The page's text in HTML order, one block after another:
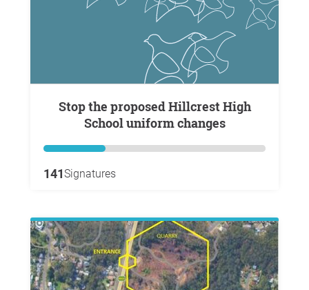
Stop the proposed Hillcrest High
School uniform changes
141Signatures